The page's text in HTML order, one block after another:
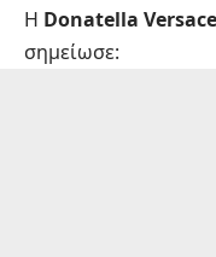
Η Donatella Versace
σημείωσε: